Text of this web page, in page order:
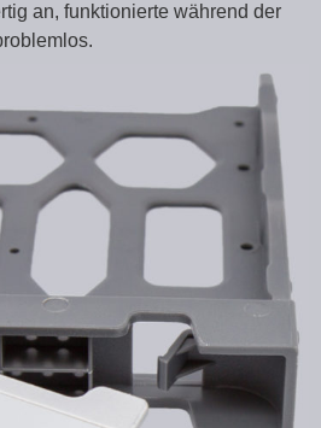
an, funktionierte während der